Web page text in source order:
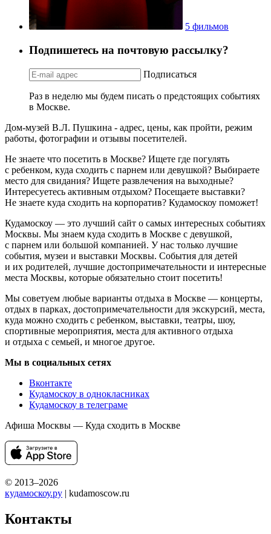
5 фильмов
Подпишетесь на почтовую рассылку?
Подписаться
Раз в неделю мы будем писать о предстоящих событиях
в Москве.
Дом-музей В.Л. Пушкина - адрес, цены, как пройти, режим
работы, фотографии и отзывы посетителей.
Не знаете что посетить в Москве? Ищете где погулять
с ребенком, куда сходить с парнем или девушкой? Выбираете
место для свидания? Ищете развлечения на выходные?
Интересуетесь активным отдыхом? Посещаете выставки?
Не знаете куда сходить на корпоратив? Кудамоскоу поможет!
Кудамоскоу — это лучший сайт о самых интересных событиях
Москвы. Мы знаем куда сходить в Москве с девушкой,
с парнем или большой компанией. У нас только лучшие
события, музеи и выставки Москвы. События для детей
и их родителей, лучшие достопримечательности и интересные
места Москвы, которые обязательно стоит посетить!
Мы советуем любые варианты отдыха в Москве — концерты,
отдых в парках, достопримечательности для экскурсий, места,
куда можно сходить с ребенком, выставки, театры, шоу,
спортивные мероприятия, места для активного отдыха
и отдыха с семьей, и многое другое.
Мы в социальных сетях
Вконтакте
Кудамоскоу в однокласниках
Кудамоскоу в телеграме
Афиша Москвы — Куда сходить в Москве
© 2013–2026
кудамоскоу.ру | kudamoscow.ru
Контакты